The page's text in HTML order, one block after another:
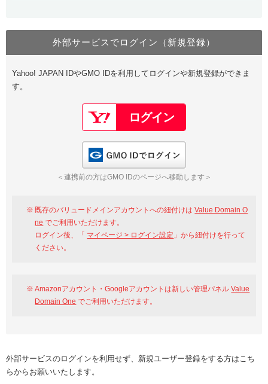
Value Domain Oneにログイン
Google
GMO ID Amazon
※AmazonはValue Domain Oneのログイン画面へ遷移します
Value Domain Oneアカウント作成
以下でも登録可能
Google Yahoo!
GMO ID
外部サービスでログイン（新規登録）
Yahoo! JAPAN IDやGMO IDを利用してログインや新規登録ができま
す。
＜連携前の方はGMO IDのページへ移動します＞
既存のバリュードメインアカウントへの紐付けはValue Domain O
ne でご利用いただけます。
ログイン後、「 マイページ > ログイン設定 」から紐付けを行って
ください。
Amazonアカウント・Googleアカウントは新しい管理パネルValue
Domain One でご利用いただけます。
外部サービスのログインを利用せず、新規ユーザー登録をする方はこち
らからお願いいたします。